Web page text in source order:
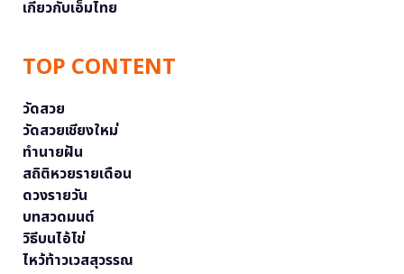
เกี่ยวกับเอ็มไทย
TOP CONTENT
วัดสวย
วัดสวยเชียงใหม่
ทำนายฝัน
สถิติหวยรายเดือน
ดวงรายวัน
บทสวดมนต์
วิธีบนไอ้ไข่
ไหว้ท้าวเวสสุวรรณ